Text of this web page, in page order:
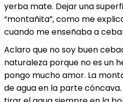
yerba mate. Dejar una
“montañita”, como me
cuando me enseñaba a
Aclaro que no soy buen
naturaleza porque no es un
pongo mucho amor. La
de agua en la parte